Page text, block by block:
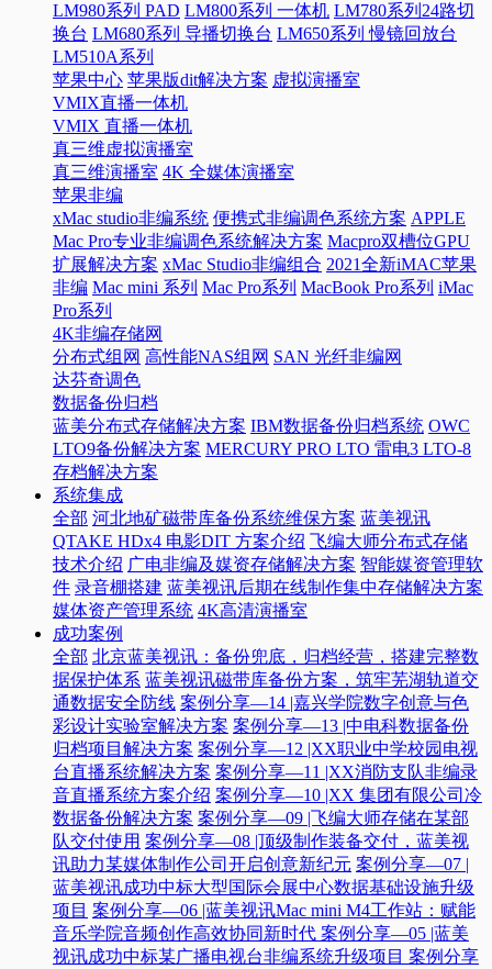
LM980系列 PAD LM800系列 一体机 LM780系列24路切
换台 LM680系列 导播切换台 LM650系列 慢镜回放台
LM510A系列
苹果中心 苹果版dit解决方案 虚拟演播室
VMIX直播一体机
VMIX 直播一体机
真三维虚拟演播室
真三维演播室 4K 全媒体演播室
苹果非编
xMac studio非编系统 便携式非编调色系统方案 APPLE
Mac Pro专业非编调色系统解决方案 Macpro双槽位GPU
扩展解决方案 xMac Studio非编组合 2021全新iMAC苹果
非编 Mac mini 系列 Mac Pro系列 MacBook Pro系列 iMac
Pro系列
4K非编存储网
分布式组网 高性能NAS组网 SAN 光纤非编网
达芬奇调色
数据备份归档
蓝美分布式存储解决方案 IBM数据备份归档系统 OWC
LTO9备份解决方案 MERCURY PRO LTO 雷电3 LTO-8
存档解决方案
系统集成
全部 河北地矿磁带库备份系统维保方案 蓝美视讯
QTAKE HDx4 电影DIT 方案介绍 飞编大师分布式存储
技术介绍 广电非编及媒资存储解决方案 智能媒资管理软
件 录音棚搭建 蓝美视讯后期在线制作集中存储解决方案
媒体资产管理系统 4K高清演播室
成功案例
全部 北京蓝美视讯：备份兜底，归档经营，搭建完整数
据保护体系 蓝美视讯磁带库备份方案，筑牢芜湖轨道交
通数据安全防线 案例分享—14 |嘉兴学院数字创意与色
彩设计实验室解决方案 案例分享—13 |中电科数据备份
归档项目解决方案 案例分享—12 |XX职业中学校园电视
台直播系统解决方案 案例分享—11 |XX消防支队非编录
音直播系统方案介绍 案例分享—10 |XX 集团有限公司冷
数据备份解决方案 案例分享—09 |飞编大师存储在某部
队交付使用 案例分享—08 |顶级制作装备交付，蓝美视
讯助力某媒体制作公司开启创意新纪元 案例分享—07 |
蓝美视讯成功中标大型国际会展中心数据基础设施升级
项目 案例分享—06 |蓝美视讯Mac mini M4工作站：赋能
音乐学院音频创作高效协同新时代​ 案例分享—05 |蓝美
视讯成功中标某广播电视台非编系统升级项目​ 案例分享